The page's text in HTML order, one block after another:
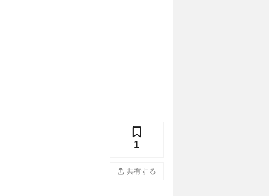
1
共有する